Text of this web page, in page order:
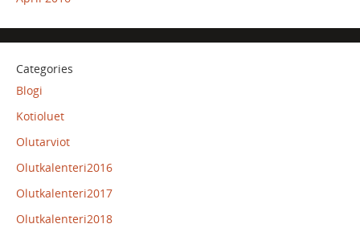
Categories
Blogi
Kotioluet
Olutarviot
Olutkalenteri2016
Olutkalenteri2017
Olutkalenteri2018